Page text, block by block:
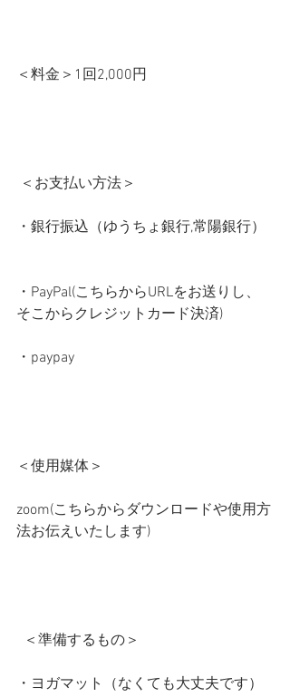
＜料金＞1回2,000円
＜お支払い方法＞
・銀行振込（ゆうちょ銀行,常陽銀行）
・PayPal(こちらからURLをお送りし、
そこからクレジットカード決済)
・paypay
＜使用媒体＞
zoom(こちらからダウンロードや使用方
法お伝えいたします)
  ＜準備するもの＞
・ヨガマット（なくても大丈夫です）